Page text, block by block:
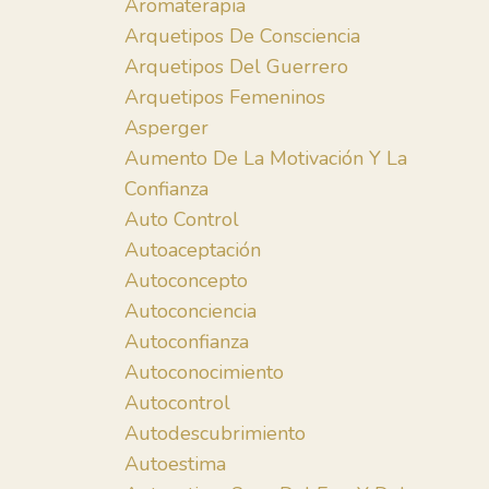
Arquetipos De Consciencia
Arquetipos Del Guerrero
Arquetipos Femeninos
Asperger
Aumento De La Motivación Y La
Confianza
Auto Control
Autoaceptación
Autoconcepto
Autoconciencia
Autoconfianza
Autoconocimiento
Autocontrol
Autodescubrimiento
Autoestima